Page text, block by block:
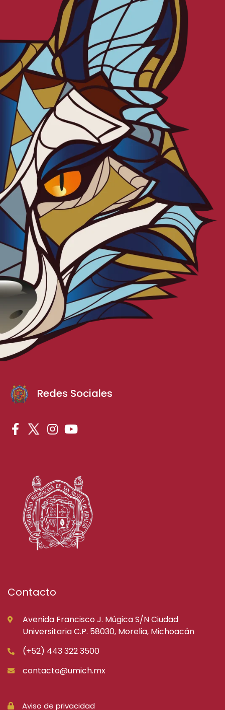
Redes Sociales
Contacto
Avenida Francisco J. Múgica S/N Ciudad
Universitaria C.P. 58030, Morelia, Michoacán
(+52) 443 322 3500
contacto@umich.mx
Aviso de privacidad